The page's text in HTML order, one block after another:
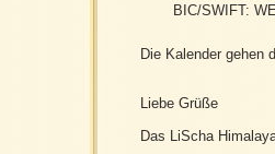
BIC/SWIFT:
Die Kalender gehen
Liebe Grüße
Das LiScha